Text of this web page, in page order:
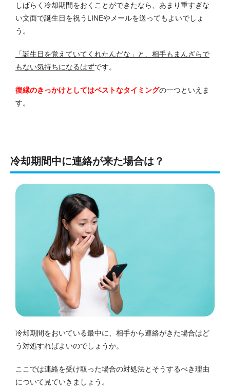
しばらく冷却期間をおくことができたなら、あまり重すぎな
い文面で誕生日を祝うLINEやメールを送ってもよいでしょ
う。
「誕生日を覚えていてくれたんだな」と、相手もまんざらで
もない気持ちになるはずです。
復縁のきっかけとしてはベストなタイミングの一つといえま
す。
冷却期間中に連絡が来た場合は？
冷却期間をおいている最中に、相手から連絡がきた場合はど
う対処すればよいのでしょうか。
ここでは連絡を受け取った場合の対処法とそうするべき理由
について見ていきましょう。